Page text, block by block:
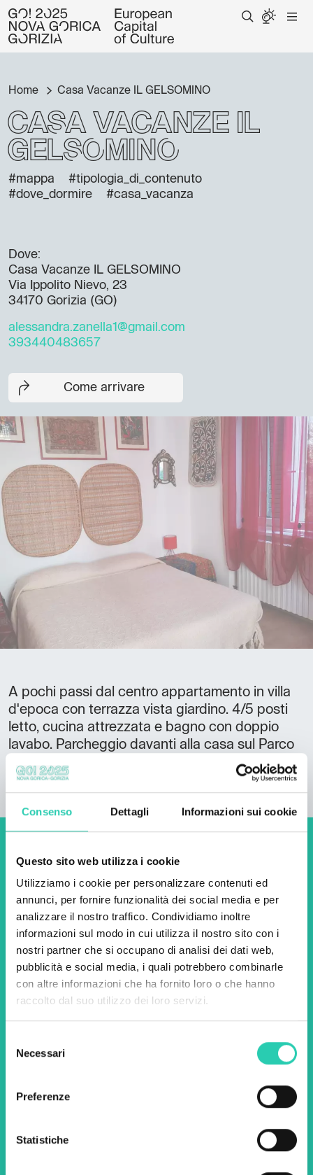
Consenso Dettagli Informazioni sui cookie
Questo sito web utilizza i cookie
Utilizziamo i cookie per personalizzare contenuti ed
annunci, per fornire funzionalità dei social media e per
analizzare il nostro traffico. Condividiamo inoltre
informazioni sul modo in cui utilizza il nostro sito con i
nostri partner che si occupano di analisi dei dati web,
pubblicità e social media, i quali potrebbero combinarle
con altre informazioni che ha fornito loro o che hanno
raccolto dal suo utilizzo dei loro servizi.
delNecessari
Preferenze
Statistiche
Home Casa Vacanze IL GELSOMINO
Casa Vacanze IL
GELSOMINO
#mappa
#tipologia_di_contenuto
#dove_dormire
#casa_vacanza
Dove:
Casa Vacanze IL GELSOMINO
Via Ippolito Nievo, 23
34170 Gorizia (GO)
alessandra.zanella1@gmail.com
393440483657
Come arrivare
A pochi passi dal centro appartamento in villa
d'epoca con terrazza vista giardino. 4/5 posti
letto, cucina attrezzata e bagno con doppio
lavabo. Parcheggio davanti alla casa sul Parco
Non perderti i prossimi
eventi! Iscriviti alla
newsletter di GO! 2025 per
scoprire tutte le nostre
iniziative.
Nome * Cognome *
Email *
Utilizzando questo modulo accetto
l'archiviazione e la gestione dei dati su questo